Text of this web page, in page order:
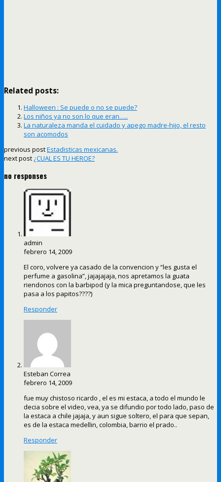
Related posts:
Halloween : Se puede o no se puede?
Los niños ya no son lo que eran…..
La naturaleza manda el cuidado y apego madre-hijo, el resto
son acomodos
previous postEstadisticas mexicanas.
next post ¿CUAL ES TU HEROE?
no responses
admin
febrero 14, 2009
El coro, volvere ya casado de la convencion y “les gusta el
perfume a gasolina”, jajajajaja, nos apretamos la guata
riendonos con la barbipod (y la mica preguntandose, que les
pasa a los papitos????)
Responder
Esteban Correa
febrero 14, 2009
fue muy chistoso ricardo , el es mi estaca, a todo el mundo le
decia sobre el video, vea, ya se difundio por todo lado, paso de
la estaca a chile jajaja, y aun sigue soltero, el para que sepan,
es de la estaca medellin, colombia, barrio el prado..
Responder